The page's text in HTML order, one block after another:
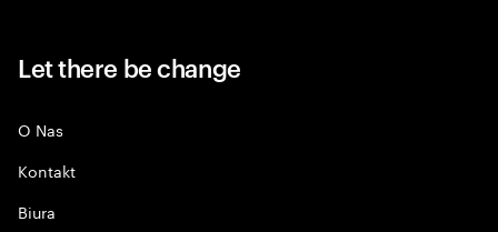
Let there be change
O Nas
Kontakt
Biura